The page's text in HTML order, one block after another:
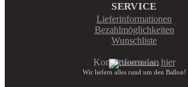
SERVICE
Lieferinformationen
Bezahlmöglichkeiten
Wunschliste
Kontaktformular:hier
Wir liefern alles rund um den Ballon!